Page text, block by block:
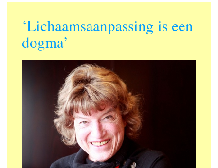
‘Lichaamsaanpassing is een
dogma’